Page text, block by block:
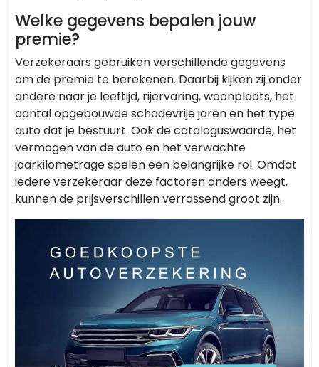
Welke gegevens bepalen jouw
premie?
Verzekeraars gebruiken verschillende gegevens
om de premie te berekenen. Daarbij kijken zij onder
andere naar je leeftijd, rijervaring, woonplaats, het
aantal opgebouwde schadevrije jaren en het type
auto dat je bestuurt. Ook de cataloguswaarde, het
vermogen van de auto en het verwachte
jaarkilometrage spelen een belangrijke rol. Omdat
iedere verzekeraar deze factoren anders weegt,
kunnen de prijsverschillen verrassend groot zijn.